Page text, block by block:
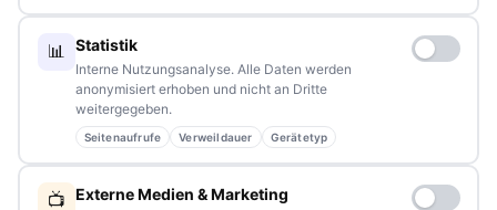
Partnerschaften:info@tennews.de
Redaktion:redaktion@tennews.de
NAVIGATION
📊 Statistik
Interne Nutzungsanalyse. Alle Daten werden
anonymisiert erhoben und nicht an Dritte
weitergegeben.
Seitenaufrufe Verweildauer Gerätetyp
📺 Externe Medien & Marketing